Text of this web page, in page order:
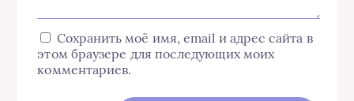
Сохранить моё имя, email и адрес сайта в
этом браузере для последующих моих
комментариев.